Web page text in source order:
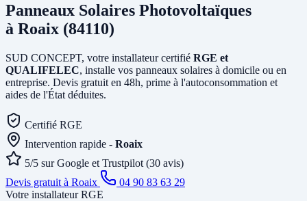
Panneaux Solaires Photovoltaïques
à Roaix (84110)
SUD CONCEPT, votre installateur certifié RGE et
QUALIFELEC, installe vos panneaux solaires à domicile ou en
entreprise. Devis gratuit en 48h, prime à l'autoconsommation et
aides de l'État déduites.
Certifié RGE
Intervention rapide - Roaix
5/5 sur Google et Trustpilot (30 avis)
Devis gratuit à Roaix
04 90 83 63 29
Votre installateur RGE